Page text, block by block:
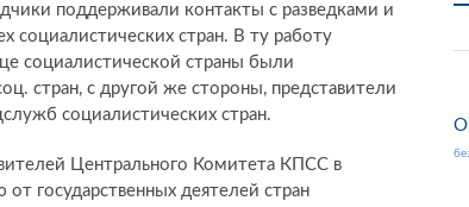
поддерживали контакты с разведками и
социалистических стран. В ту работу
социалистической страны были
стран, с другой же стороны, представители
социалистических стран.
Центрального Комитета КПСС в
государственных деятелей стран